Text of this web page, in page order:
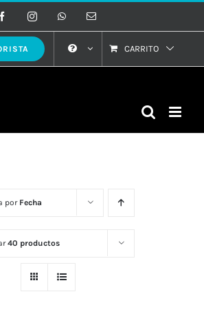
FacebookInstagramWhatsAppCorreo
CARRITO
por Fecha
40 productos